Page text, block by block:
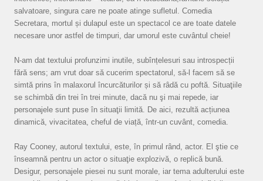
salvatoare, singura care ne poate atinge sufletul. Comedia
Secretara, mortul și dulapul este un spectacol ce are toate datele
necesare unor astfel de timpuri, dar umorul este cuvântul cheie!
N-am dat textului profunzimi inutile, subînțelesuri sau introspecții
fără sens; am vrut doar să cucerim spectatorul, să-l facem să se
simtă prins în malaxorul încurcăturilor și să râdă cu poftă. Situaţiile
se schimbă din trei în trei minute, dacă nu şi mai repede, iar
personajele sunt puse în situaţii limită. De aici, rezultă acțiunea
dinamică, vivacitatea, cheful de viață, într-un cuvânt, comedia.
Ray Cooney, autorul textului, este, în primul rând, actor. El ştie ce
înseamnă pentru un actor o situaţie explozivă, o replică bună.
Desigur, personajele piesei nu sunt morale, iar tema adulterului este